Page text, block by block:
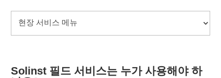
Solinst 필드 서비스는 누가 사용해야 하